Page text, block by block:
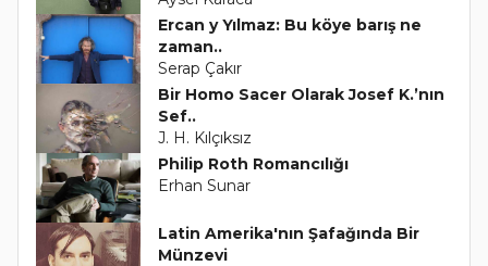
Ercan y Yılmaz: Bu köye barış ne
zaman..
Serap Çakır
Bir Homo Sacer Olarak Josef K.’nın
Sef..
J. H. Kılçıksız
Philip Roth Romancılığı
Erhan Sunar
Latin Amerika'nın Şafağında Bir
Münzevi